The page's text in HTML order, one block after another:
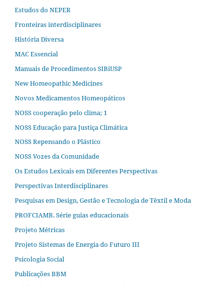
Estudos do NEPER
Fronteiras interdisciplinares
História Diversa
MAC Essencial
Manuais de Procedimentos SIBiUSP
New Homeopathic Medicines
Novos Medicamentos Homeopáticos
NOSS cooperação pelo clima; 1
NOSS Educação para Justiça Climática
NOSS Repensando o Plástico
NOSS Vozes da Comunidade
Os Estudos Lexicais em Diferentes Perspectivas
Perspectivas Interdisciplinares
Pesquisas em Design, Gestão e Tecnologia de Têxtil e Moda
PROFCIAMB. Série guias educacionais
Projeto Métricas
Projeto Sistemas de Energia do Futuro III
Psicologia Social
Publicações BBM